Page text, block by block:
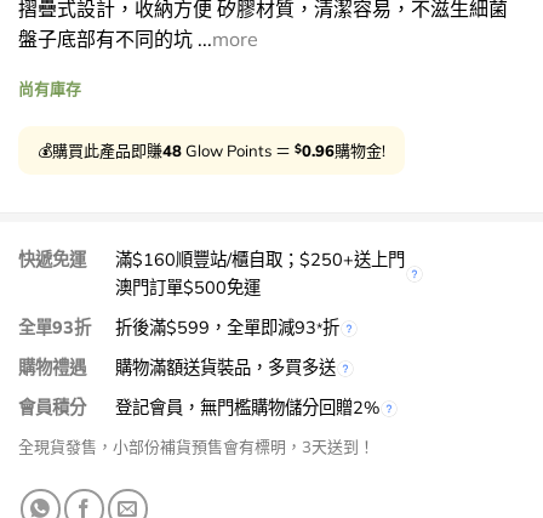
was:
$68.00.
is:
$48.00.
摺疊式設計，收納方便 矽膠材質，清潔容易，不滋生細菌
盤子底部有不同的坑 ...more
尚有庫存
💰購買此產品即賺48Glow Points ＝ $0.96購物金!
快遞免運
滿$160順豐站/櫃自取；$250+送上門
澳門訂單$500免運
全單93折
折後滿$599，全單即減93*折
購物禮遇
購物滿額送貨裝品，多買多送
會員積分
登記會員，無門檻購物儲分回贈2%
全現貨發售，小部份補貨預售會有標明，3天送到！